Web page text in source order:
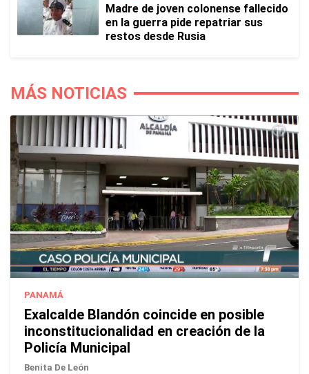
Madre de joven colonense fallecido
en la guerra pide repatriar sus
restos desde Rusia
MÁS NOTICIAS
PANAMÁ
Exalcalde Blandón coincide en posible
inconstitucionalidad en creación de la
Policía Municipal
Benita De León